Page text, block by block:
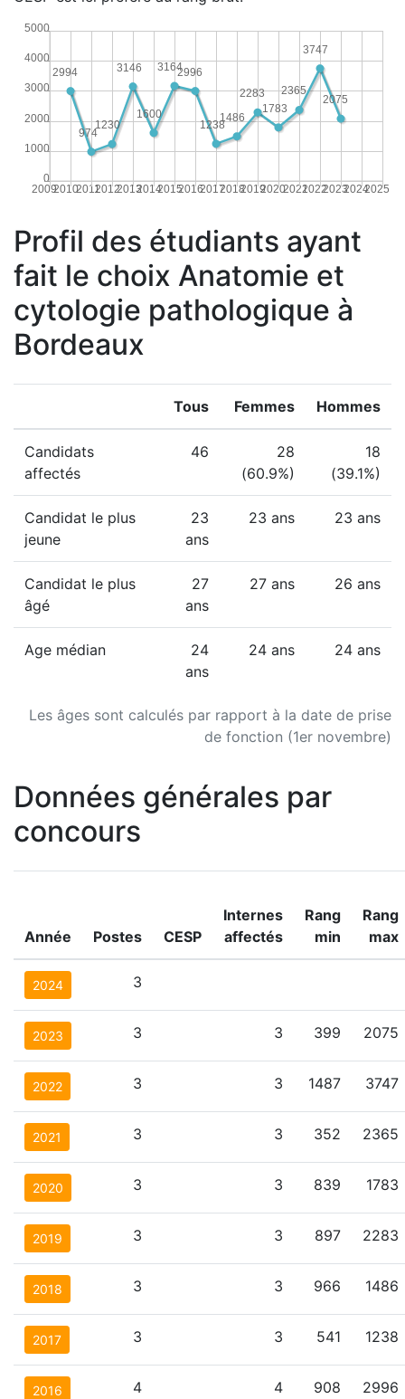
20092010201120122013201420152016201720182019202020212022202320242025
0
1000
2000
3000
4000
5000
2075
3747
2365
1783
2283
1486
1238
2996
3164
1600
3146
1230
974
2994
Profil des étudiants ayant
fait le choix Anatomie et
cytologie pathologique à
Bordeaux
Les âges sont calculés par rapport à la date de prise
de fonction (1er novembre)
Tous Femmes Hommes
Candidats
affectés
46
28
(60.9%)
18
(39.1%)
Candidat le plus
jeune
23
ans
23 ans 23 ans
Candidat le plus
âgé
27
ans
27 ans 26 ans
Age médian
24
ans
24 ans 24 ans
Données générales par
concours
Année Postes CESP
Internes
affectés
Rang
min
Rang
max
2024 3
2023 3 3 399 2075
2022 3 3 1487 3747
2021 3 3 352 2365
2020 3 3 839 1783
2019 3 3 897 2283
2018 3 3 966 1486
2017 3 3 541 1238
2016 4 4 908 2996